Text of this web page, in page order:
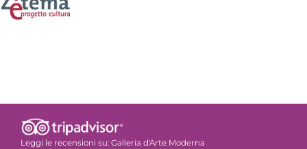
Leggi le recensioni su: Galleria d'Arte Moderna